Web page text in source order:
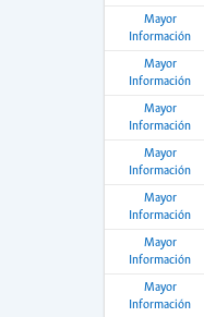
Mayor
Información
Mayor
Información
Mayor
Información
Mayor
Información
Mayor
Información
Mayor
Información
Mayor
Información